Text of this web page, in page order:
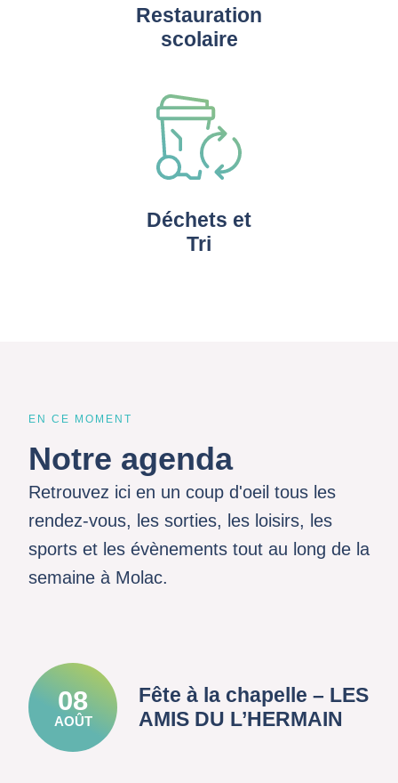
Restauration
scolaire
Déchets et
Tri
EN CE MOMENT
Notre agenda
Retrouvez ici en un coup d'oeil tous les
rendez-vous, les sorties, les loisirs, les
sports et les évènements tout au long de la
semaine à Molac.
08
AOÛT
Fête à la chapelle – LES
AMIS DU L’HERMAIN